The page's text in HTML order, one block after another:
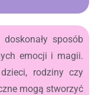
sposób
emocji i magii.
rodziny czy
mogą stworzyć